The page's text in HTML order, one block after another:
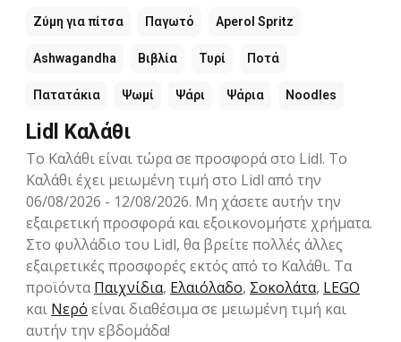
Ζύμη για πίτσα Παγωτό Aperol Spritz
Ashwagandha Βιβλία Τυρί Ποτά
Πατατάκια Ψωμί Ψάρι Ψάρια Noodles
Lidl Καλάθι
Το Καλάθι είναι τώρα σε προσφορά στο Lidl. Το
Καλάθι έχει μειωμένη τιμή στο Lidl από την
06/08/2026 - 12/08/2026. Μη χάσετε αυτήν την
εξαιρετική προσφορά και εξοικονομήστε χρήματα.
Στο φυλλάδιο του Lidl, θα βρείτε πολλές άλλες
εξαιρετικές προσφορές εκτός από το Καλάθι. Τα
προϊόνταΠαιχνίδια, Ελαιόλαδο, Σοκολάτα, LEGO
και Νερό είναι διαθέσιμα σε μειωμένη τιμή και
αυτήν την εβδομάδα!